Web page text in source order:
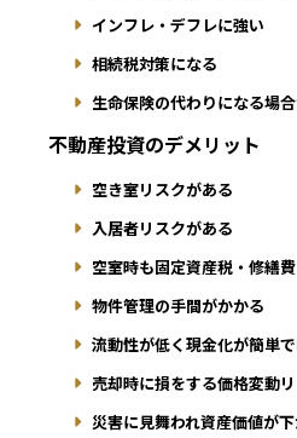
インフレ・デフレに強い
相続税対策になる
生命保険の代わりになる場
不動産投資のデメリット
空き室リスクがある
入居者リスクがある
空室時も固定資産税・修繕
物件管理の手間がかかる
流動性が低く現金化が簡単
売却時に損をする価格変動
災害に見舞われ資産価値が